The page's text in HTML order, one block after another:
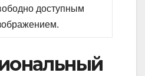
доступным